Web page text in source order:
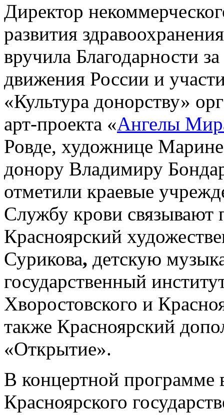
Директор
развития
вручила Благодарности
движения России и
«Культура донорству»
арт-проекта «Ангелы
Ровде, художнице
донору Владимиру
отметили краевые
Службу крови связывают
Красноярский
Сурикова, детскую
государственный
Хворостовского и
также Красноярский
«Открытие».
В концертной программе
Красноярского